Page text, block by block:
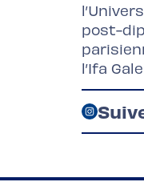
post-
l’Ifa